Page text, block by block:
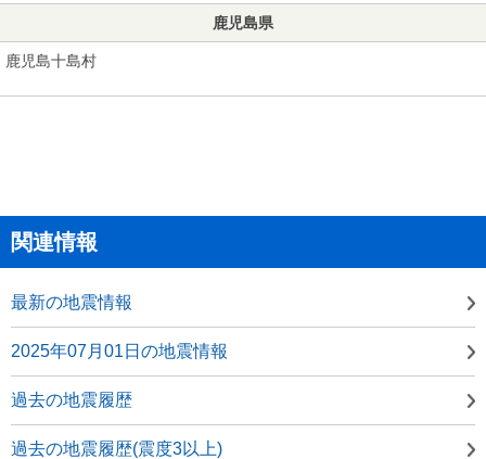
鹿児島県
鹿児島十島村
関連情報
最新の地震情報
2025年07月01日の地震情報
過去の地震履歴
過去の地震履歴(震度3以上)